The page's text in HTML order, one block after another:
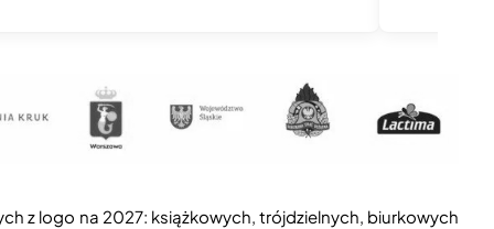
z logo na 2027: książkowych, trójdzielnych, biurkowych